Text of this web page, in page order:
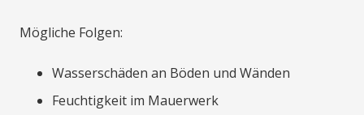
Mögliche Folgen:
Wasserschäden an Böden und Wänden
Feuchtigkeit im Mauerwerk